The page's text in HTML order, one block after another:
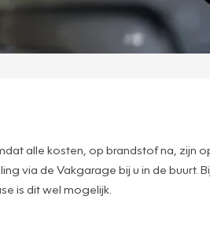
alle kosten, op brandstof na, zijn
de Vakgarage bij u in de buurt.
is dit wel mogelijk.